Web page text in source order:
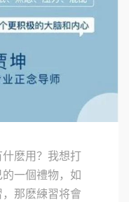
麽用？我想打
一個禮物，如
那麽練習将會